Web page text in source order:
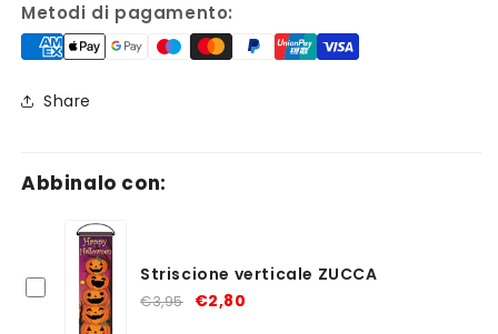
3m
3m
Metodi di pagamento:
Share
Abbinalo con:
Striscione verticale ZUCCA
€3,95 €2,80